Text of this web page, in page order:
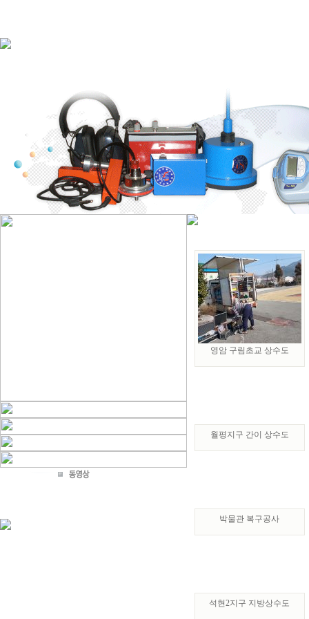
영암 구림초교 상수도
월평지구 간이 상수도
박물관 복구공사
석현2지구 지방상수도